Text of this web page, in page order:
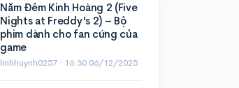
Năm Đêm Kinh Hoàng 2 (Five
Nights at Freddy's 2) – Bộ
phim dành cho fan cứng của
game
linhhuynh0257 · 16:30 06/12/2025